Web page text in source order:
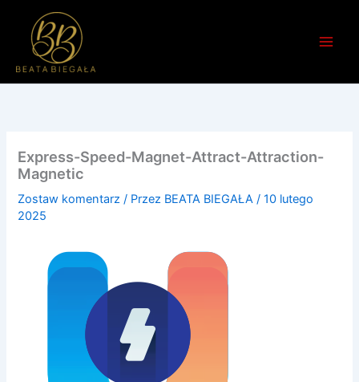
Express-Speed-Magnet-Attract-Attraction-
Magnetic
Zostaw komentarz / Przez BEATA BIEGAŁA/10 lutego
2025